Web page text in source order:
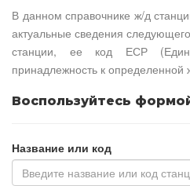
В данном справочнике ж/д
актуальные сведения
станции, ее код ЕСР
принадлежность к определенной
Воспользуйтесь
Название или код
Введите название или код